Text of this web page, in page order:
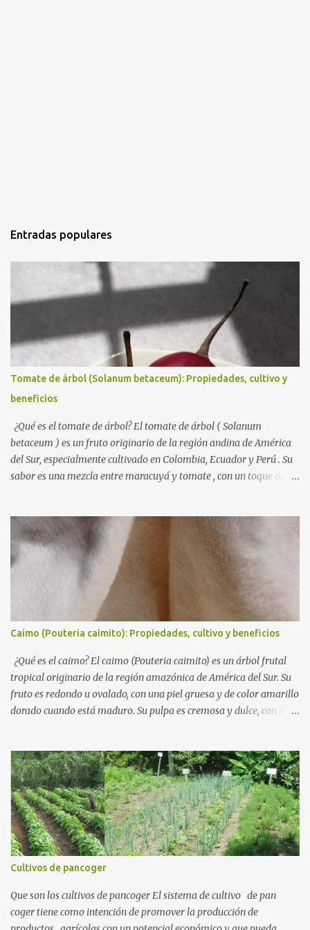
Entradas populares
Tomate de árbol (Solanum betaceum): Propiedades, cultivo y
beneficios
¿Qué es el tomate de árbol? El tomate de árbol ( Solanum
betaceum ) es un fruto originario de la región andina de América
del Sur, especialmente cultivado en Colombia, Ecuador y Perú . Su
sabor es una mezcla entre maracuyá y tomate , con un toque ácido
Solanaceae Género: Solanum Especie: Solanum betaceum
Requerimientos climáticos El tomate de árbol se desarrolla en
altitudes entre 1000 y 2500 msnm , en climas templados con
temperaturas óptimas entre 13 y 24 °C . Prefiere suelos fértiles y
bien drenados , con buena disponibilidad de agua para un
crecimiento óptimo. Características del fruto El tomate de árbol es
un arbusto perenne que puede alcanzar hasta 5 metros de altura .
Sus hojas son grandes y de color verde oscuro, con una textura
ligeramente aterciopelada. Sus flores son pequeñas, de color ...
Caimo (Pouteria caimito): Propiedades, cultivo y beneficios
¿Qué es el caimo? El caimo (Pouteria caimito) es un árbol frutal
tropical originario de la región amazónica de América del Sur. Su
fruto es redondo u ovalado, con una piel gruesa y de color amarillo
dorado cuando está maduro. Su pulpa es cremosa y dulce, con una
Orden : Ericales Familia : Sapotaceae Género : Pouteria Especie :
Pouteria caimito Requerimientos climáticos El caimo se desarrolla
en climas cálidos y húmedos, típicos de la selva tropical. Prefiere
temperaturas superiores a 20 °C y suelos profundos, ricos en
materia orgánica y bien drenados. Es una especie resistente a la
sequía, pero requiere agua suficiente durante su etapa de
crecimiento para una producción óptima de frutos. Características
del fruto El fruto del caimo puede medir entre 5 y 10 cm de
diámetro . Su piel es firme y gruesa, con tonalidades amarillas o
anaranjadas. Su pulpa es ...
Cultivos de pancoger
Que son los cultivos de pancoger El sistema de cultivo de pan
coger tiene como intención de promover la producción de